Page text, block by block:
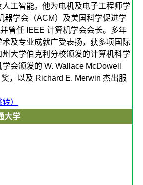
工智能。他为电机及电子工程师学
器学会（ACM）及美国科学促进学
曾任 IEEE 计算机学会会长。多年
及专业成就广受表扬，获多项国际
大学伯克利分校颁发的计算机科学
会颁发的 W. Wallace McDowell
，以及 Richard E. Merwin 杰出服
）
大学